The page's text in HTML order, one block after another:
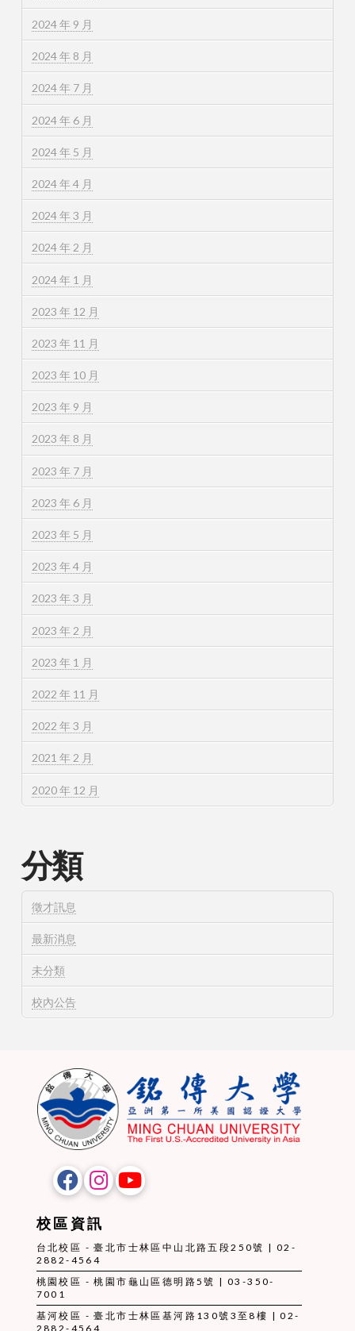
2024 年 9 月
2024 年 8 月
2024 年 7 月
2024 年 6 月
2024 年 5 月
2024 年 4 月
2024 年 3 月
2024 年 2 月
2024 年 1 月
2023 年 12 月
2023 年 11 月
2023 年 10 月
2023 年 9 月
2023 年 8 月
2023 年 7 月
2023 年 6 月
2023 年 5 月
2023 年 4 月
2023 年 3 月
2023 年 2 月
2023 年 1 月
2022 年 11 月
2022 年 3 月
2021 年 2 月
2020 年 12 月
分類
徵才訊息
最新消息
未分類
校內公告
校區資訊
台北校區 - 臺北市士林區中山北路五段250號 | 02-
2882-4564
桃園校區 - 桃園市龜山區德明路5號 | 03-350-
7001
基河校區 - 臺北市士林區基河路130號3至8樓 | 02-
2882-4564